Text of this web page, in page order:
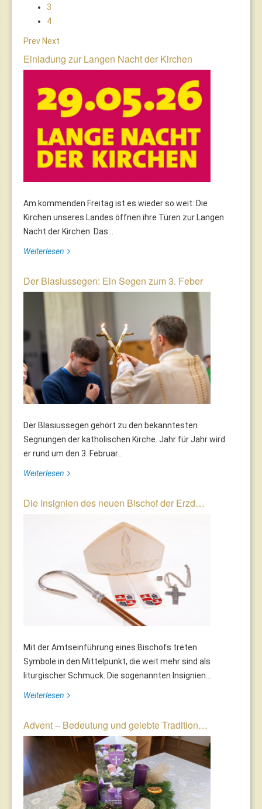
3
4
Prev Next
Einladung zur Langen Nacht der Kirchen
Am kommenden Freitag ist es wieder so weit: Die
Kirchen unseres Landes öffnen ihre Türen zur Langen
Nacht der Kirchen. Das...
Weiterlesen
Der Blasiussegen: Ein Segen zum 3. Feber
Der Blasiussegen gehört zu den bekanntesten
Segnungen der katholischen Kirche. Jahr für Jahr wird
er rund um den 3. Februar...
Weiterlesen
Die Insignien des neuen Bischof der Erzd…
Mit der Amtseinführung eines Bischofs treten
Symbole in den Mittelpunkt, die weit mehr sind als
liturgischer Schmuck. Die sogenannten Insignien...
Weiterlesen
Advent – Bedeutung und gelebte Tradition…